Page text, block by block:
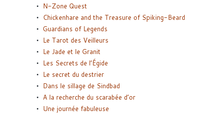
N-Zone Quest
Chickenhare and the Treasure of Spiking-Beard
Guardians of Legends
Le Tarot des Veilleurs
Le Jade et le Granit
Les Secrets de l’Égide
Le secret du destrier
Dans le sillage de Sindbad
A la recherche du scarabée d’or
Une journée fabuleuse